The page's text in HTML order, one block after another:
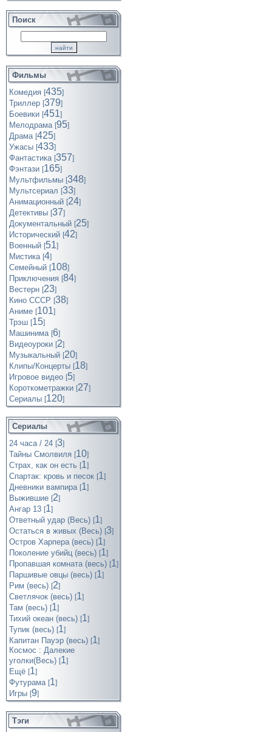
Поиск
Фильмы
Комедия [435]
Триллер [379]
Боевики [451]
Мелодрама [95]
Драма [425]
Ужасы [433]
Фантастика [357]
Фэнтази [165]
Мультфильмы [348]
Мультсериал [33]
Анимационный [24]
Детективы [37]
Документальный [25]
Исторический [42]
Военный [51]
Мистика [4]
Семейный [108]
Приключения [84]
Вестерн [23]
Кино СССР [38]
Аниме [101]
Трэш [15]
Машинима [6]
Видеоуроки [2]
Музыкальный [20]
Клипы/Концерты [18]
Игровое видео [5]
Короткометражки [27]
Cериалы [120]
Сериалы
24 часа / 24 [3]
Тайны Смолвиля [10]
Страх, как он есть [1]
Спартак: кровь и песок [1]
Дневники вампира [1]
Выжившие [2]
Ангар 13 [1]
Ответный удар (Весь) [1]
Остаться в живых (Весь) [3]
Остров Харпера (весь) [1]
Поколение убийц (весь) [1]
Пропавшая комната (весь) [1]
Паршивые овцы (весь) [1]
Рим (весь) [2]
Светлячок (весь) [1]
Там (весь) [1]
Тихий океан (весь) [1]
Тупик (весь) [1]
Капитан Пауэр (весь) [1]
Космос : Далекие
уголки(Весь) [1]
Ещё [1]
Футурама [1]
Игры [9]
Тэги